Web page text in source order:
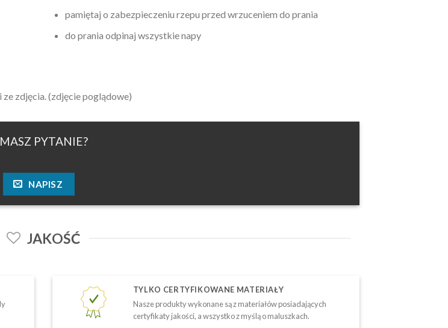
pamiętaj o zabezpieczeniu rzepu przed wrzuceniem do prania
do prania odpinaj wszystkie napy
zdjęcia. (zdjęcie poglądowe)
MASZ PYTANIE?
NAPISZ
JAKOŚĆ
TYLKO CERTYFIKOWANE MATERIAŁY
Nasze produkty wykonane są z materiałów posiadających
certyfikaty jakości, a wszystko z myślą o maluszkach.